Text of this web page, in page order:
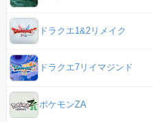
ドラクエ1&2リメイク
ドラクエ7リイマジンド
ポケモンZA